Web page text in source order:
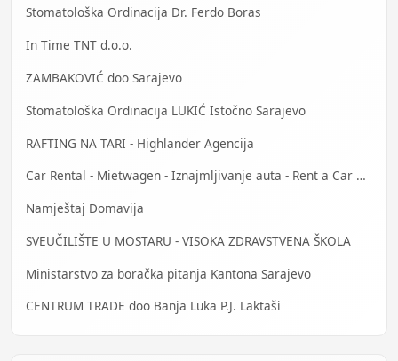
Stomatološka Ordinacija Dr. Ferdo Boras
In Time TNT d.o.o.
ZAMBAKOVIĆ doo Sarajevo
Stomatološka Ordinacija LUKIĆ Istočno Sarajevo
RAFTING NA TARI - Highlander Agencija
Car Rental - Mietwagen - Iznajmljivanje auta - Rent a Car Banja Luka
Namještaj Domavija
SVEUČILIŠTE U MOSTARU - VISOKA ZDRAVSTVENA ŠKOLA
Ministarstvo za boračka pitanja Kantona Sarajevo
CENTRUM TRADE doo Banja Luka P.J. Laktaši